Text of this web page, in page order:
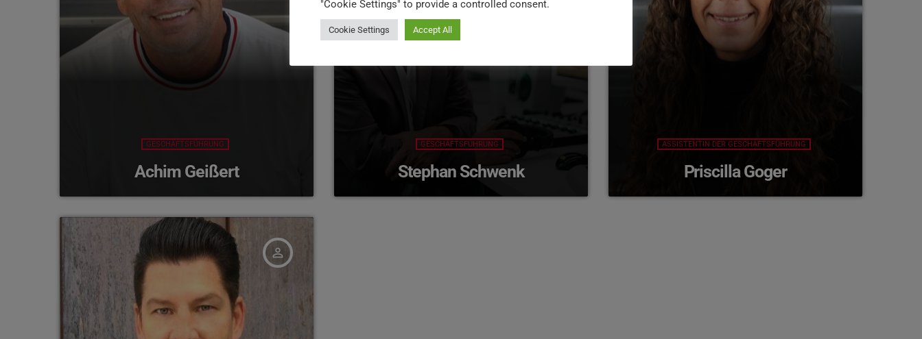
GESCHÄFTSFÜHRUNG
Achim Geißert
GESCHÄFTSFÜHRUNG
Stephan Schwenk
ASSISTENTIN DER GESCHÄFTSFÜHRUNG
Priscilla Goger
person_outline
"Cookie Settings" to provide a controlled consent.
Cookie Settings Accept All